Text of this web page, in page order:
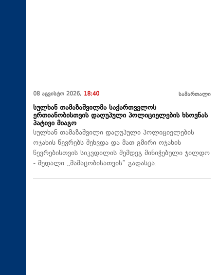
08 აგვისტო 2026, 18:40 სამართალი
სულხან თამაზაშვილმა საქართველოს
ერთიანობისთვის დაღუპული პოლიციელების ხსოვნას
პატივი მიაგო
სულხან თამაზაშვილი დაღუპული პოლიციელების
ოჯახის წევრებს შეხვდა და მათ გმირი ოჯახის
წევრებისთვის სიკვდილის შემდეგ მინიჭებული ჯილდო
- მედალი „მამაცობისათვის“ გადასცა.